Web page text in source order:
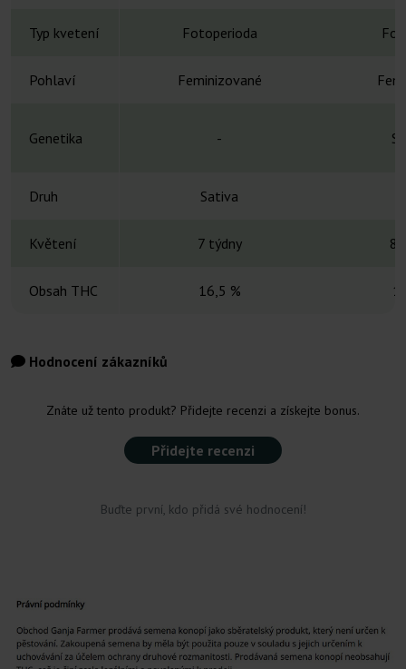
Typ kvetení Fotoperioda
Pohlaví Feminizované
Genetika -
Druh Sativa
Květení 7 týdny
Obsah THC 16,5 %
Hodnocení zákazníků
Znáte už tento produkt? Přidejte recenzi a získejte bonus.
Přidejte recenzi
Buďte první, kdo přidá své hodnocení!